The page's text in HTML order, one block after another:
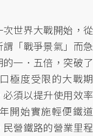
世界大戰開始，從
「戰爭景氣」而急
一．五倍，突破了
極度受限的大戰期
須以提升使用效率
開始實施輕便鐵道
營鐵路的營業里程